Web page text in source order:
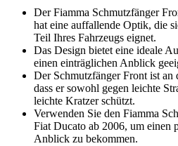
Der Fiamma Schmutzfänger
hat eine auffallende Optik, die
Teil Ihres Fahrzeugs eignet.
Das Design bietet eine ideale
einen einträglichen Anblick
Der Schmutzfänger Front ist an
dass er sowohl gegen leichte
leichte Kratzer schützt.
Verwenden Sie den Fiamma
Fiat Ducato ab 2006, um einen
Anblick zu bekommen.